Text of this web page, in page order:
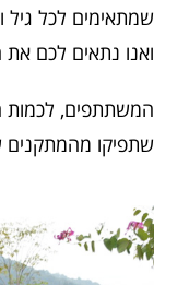
שמתאימים לכל גיל
ואנו נתאים לכם
המשתתפים, לכמות
שתפיקו